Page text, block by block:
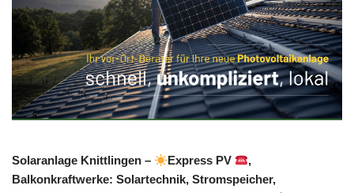
Solaranlage Knittlingen – Express PV
,
Balkonkraftwerke: Solartechnik, Stromspeicher,